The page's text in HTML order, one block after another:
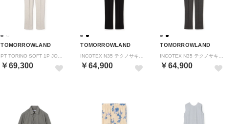
TOMORROWLAND
￥69,300
TOMORROWLAND
￥64,900
TOMORROWLAND
￥64,900